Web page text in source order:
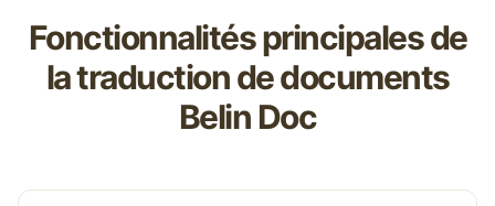
Fonctionnalités principales de
la traduction de documents
Belin Doc